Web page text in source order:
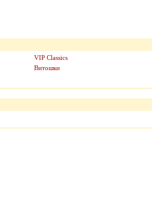
VIP Classics
Витошки